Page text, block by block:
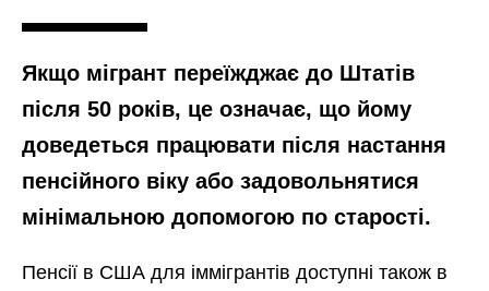
Якщо мігрант переїжджає до Штатів
після 50 років, це означає, що йому
доведеться працювати після настання
пенсійного віку або задовольнятися
мінімальною допомогою по старості.
Пенсії в США для іммігрантів доступні також в